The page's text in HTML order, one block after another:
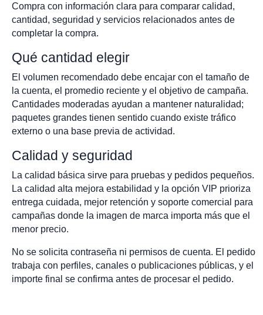
Compra con información clara para comparar calidad,
cantidad, seguridad y servicios relacionados antes de
completar la compra.
Qué cantidad elegir
El volumen recomendado debe encajar con el tamaño de
la cuenta, el promedio reciente y el objetivo de campaña.
Cantidades moderadas ayudan a mantener naturalidad;
paquetes grandes tienen sentido cuando existe tráfico
externo o una base previa de actividad.
Calidad y seguridad
La calidad básica sirve para pruebas y pedidos pequeños.
La calidad alta mejora estabilidad y la opción VIP prioriza
entrega cuidada, mejor retención y soporte comercial para
campañas donde la imagen de marca importa más que el
menor precio.
No se solicita contraseña ni permisos de cuenta. El pedido
trabaja con perfiles, canales o publicaciones públicas, y el
importe final se confirma antes de procesar el pedido.